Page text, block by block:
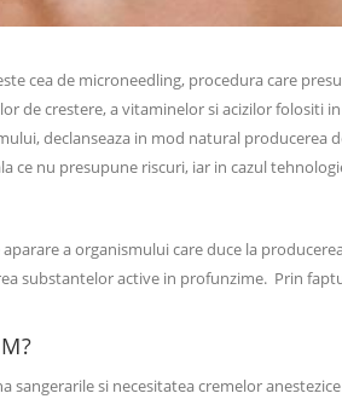
cea de microneedling, procedura care
de crestere, a vitaminelor si acizilor folositi
declanseaza in mod natural producerea
ce nu presupune riscuri, iar in cazul
a organismului care duce la
substantelor active in profunzime. Prin
si necesitatea cremelor